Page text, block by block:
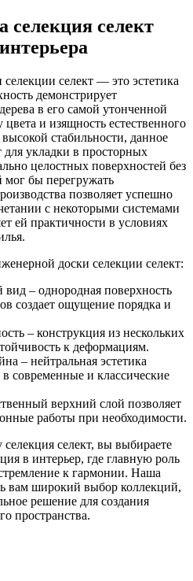
селекция селект
селект — это эстетика
демонстрирует
в его самой утонченной
и изящность естественного
стабильности, данное
укладки в просторных
целостных поверхностей без
мог бы перегружать
позволяет успешно
с некоторыми системами
ей практичности в условиях
доски селекции селект:
– однородная поверхность
создает ощущение порядка и
– конструкция из нескольких
к деформациям.
– нейтральная эстетика
современные и классические
верхний слой позволяет
работы при необходимости.
селект, вы выбираете
в интерьер, где главную роль
к гармонии. Наша
вам широкий выбор коллекций,
решение для создания
пространства.